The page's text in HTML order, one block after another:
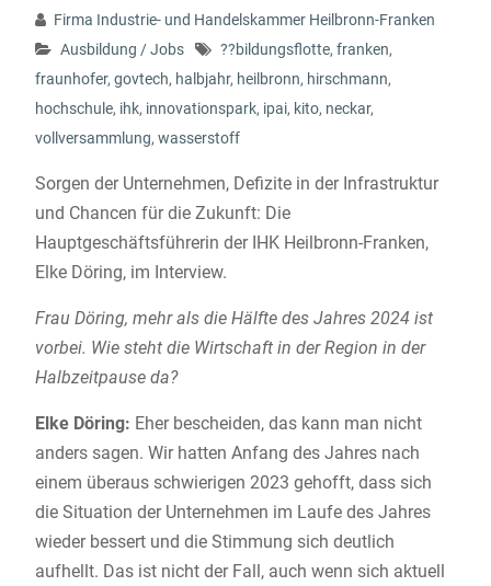
Firma Industrie- und Handelskammer Heilbronn-Franken
Ausbildung / Jobs
??bildungsflotte, franken,
fraunhofer, govtech, halbjahr, heilbronn, hirschmann,
hochschule, ihk, innovationspark, ipai, kito, neckar,
vollversammlung, wasserstoff
Sorgen der Unternehmen, Defizite in der Infrastruktur
und Chancen für die Zukunft: Die
Hauptgeschäftsführerin der IHK Heilbronn-Franken,
Elke Döring, im Interview.
Frau Döring, mehr als die Hälfte des Jahres 2024 ist
vorbei. Wie steht die Wirtschaft in der Region in der
Halbzeitpause da?
Elke Döring: Eher bescheiden, das kann man nicht
anders sagen. Wir hatten Anfang des Jahres nach
einem überaus schwierigen 2023 gehofft, dass sich
die Situation der Unternehmen im Laufe des Jahres
wieder bessert und die Stimmung sich deutlich
aufhellt. Das ist nicht der Fall, auch wenn sich aktuell